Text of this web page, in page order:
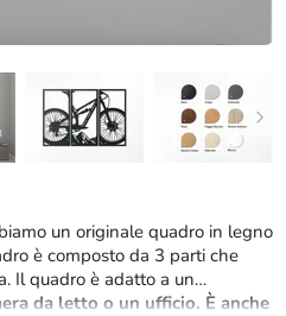
un originale quadro in legno
è composto da 3 parti che
Il quadro è adatto a un
da letto o un ufficio. È anche